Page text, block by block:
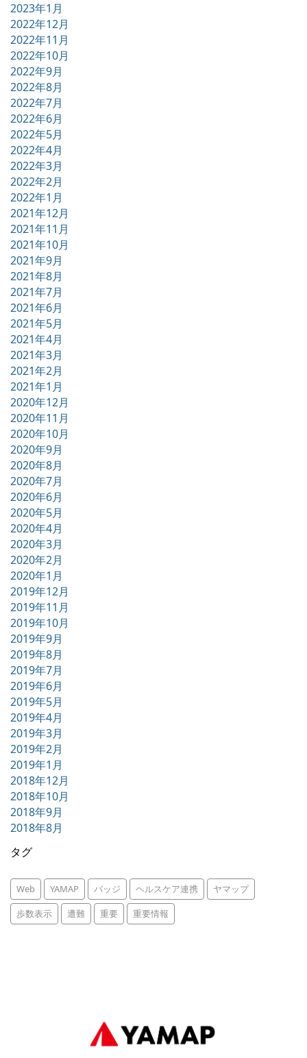
2023年1月
2022年12月
2022年11月
2022年10月
2022年9月
2022年8月
2022年7月
2022年6月
2022年5月
2022年4月
2022年3月
2022年2月
2022年1月
2021年12月
2021年11月
2021年10月
2021年9月
2021年8月
2021年7月
2021年6月
2021年5月
2021年4月
2021年3月
2021年2月
2021年1月
2020年12月
2020年11月
2020年10月
2020年9月
2020年8月
2020年7月
2020年6月
2020年5月
2020年4月
2020年3月
2020年2月
2020年1月
2019年12月
2019年11月
2019年10月
2019年9月
2019年8月
2019年7月
2019年6月
2019年5月
2019年4月
2019年3月
2019年2月
2019年1月
2018年12月
2018年10月
2018年9月
2018年8月
タグ
Web YAMAP バッジ ヘルスケア連携
ヤマップ
歩数表示
遭難 重要 重要情報